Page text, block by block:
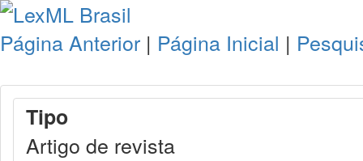
Página Anterior | Página Inicial |
Tipo
Artigo de revista